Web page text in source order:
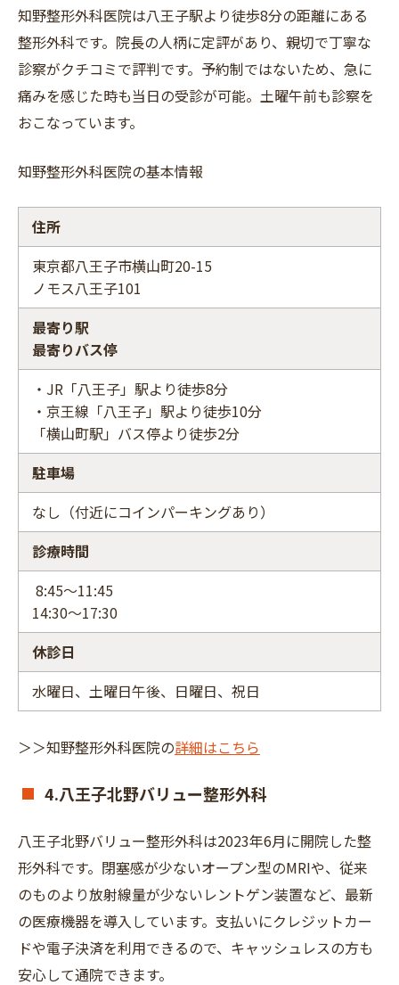
知野整形外科医院は八王子駅より徒歩8分の距離にある
整形外科です。院長の人柄に定評があり、親切で丁寧な
診察がクチコミで評判です。予約制ではないため、急に
痛みを感じた時も当日の受診が可能。土曜午前も診察を
おこなっています。
知野整形外科医院の基本情報
住所
東京都八王子市横山町20-15
ノモス八王子101
最寄り駅
最寄りバス停
・JR「八王子」駅より徒歩8分
・京王線「八王子」駅より徒歩10分
「横山町駅」バス停より徒歩2分
駐車場
なし（付近にコインパーキングあり）
診療時間
8:45～11:45
14:30～17:30
休診日
水曜日、土曜日午後、日曜日、祝日
＞＞知野整形外科医院の詳細はこちら
4.八王子北野バリュー整形外科
八王子北野バリュー整形外科は2023年6月に開院した整
形外科です。閉塞感が少ないオープン型のMRIや、従来
のものより放射線量が少ないレントゲン装置など、最新
の医療機器を導入しています。支払いにクレジットカー
ドや電子決済を利用できるので、キャッシュレスの方も
安心して通院できます。